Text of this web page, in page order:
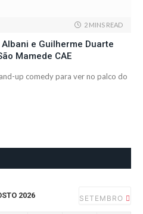
2 MINS READ
e Guilherme Duarte
Mamede CAE
up comedy para ver no palco do
2026 SETEMBRO